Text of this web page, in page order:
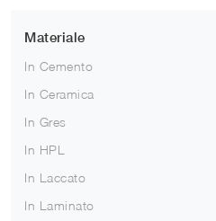
Materiale
In Cemento
In Ceramica
In Gres
In HPL
In Laccato
In Laminato